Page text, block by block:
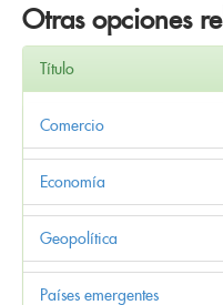
Otras opciones
Título
Comercio
Economía
Geopolítica
Países emergentes